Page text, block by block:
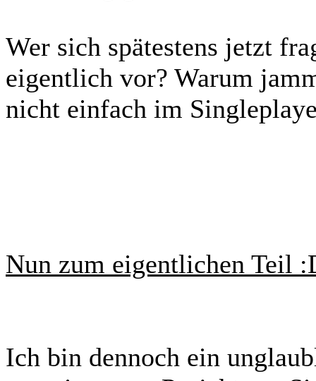
Wer sich spätestens jetzt
eigentlich vor? Warum
nicht einfach im
Nun zum eigentlichen Teil
Ich bin dennoch ein